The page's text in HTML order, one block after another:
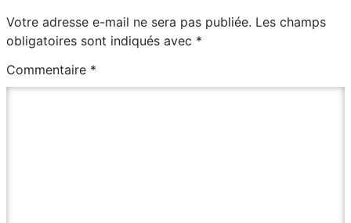
Votre adresse e-mail ne sera pas publiée. Les champs
obligatoires sont indiqués avec *
Commentaire *